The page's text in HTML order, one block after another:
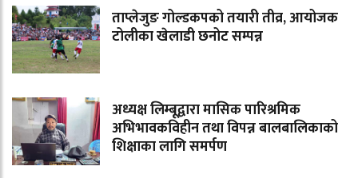
ताप्लेजुङ गोल्डकपको तयारी तीव्र, आयोजक
टोलीका खेलाडी छनोट सम्पन्न
अध्यक्ष लिम्बूद्वारा मासिक पारिश्रमिक
अभिभावकविहीन तथा विपन्न बालबालिकाको
शिक्षाका लागि समर्पण